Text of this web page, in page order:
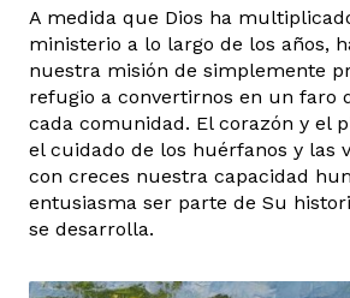
A medida que Dios ha
ministerio a lo largo de los años,
nuestra misión de simplemente
refugio a convertirnos en un faro
cada comunidad. El corazón y el
el cuidado de los huérfanos y las
con creces nuestra capacidad
entusiasma ser parte de Su
se desarrolla.